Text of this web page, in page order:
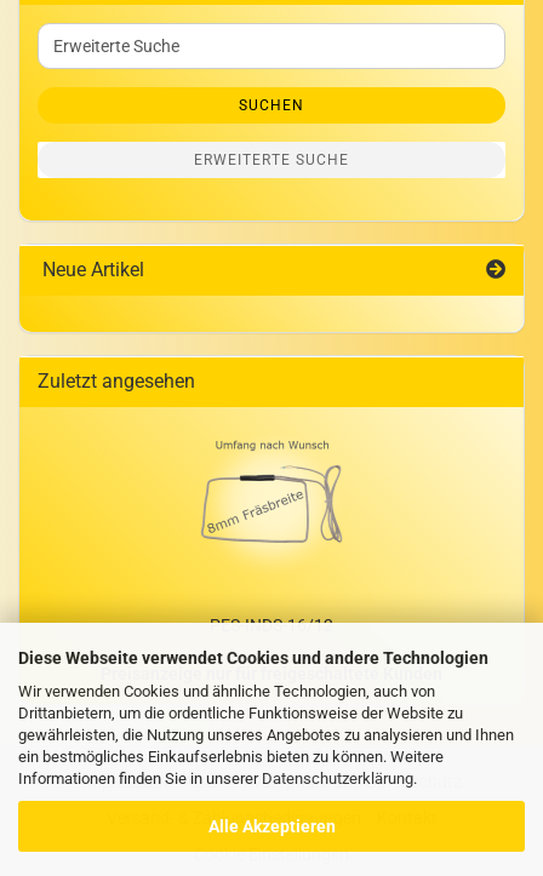
Diese Webseite verwendet Cookies und andere Technologien
Wir verwenden Cookies und ähnliche Technologien, auch von
Drittanbietern, um die ordentliche Funktionsweise der Website zu
gewährleisten, die Nutzung unseres Angebotes zu analysieren und Ihnen
ein bestmögliches Einkaufserlebnis bieten zu können. Weitere
Informationen finden Sie in unserer Datenschutzerklärung.
Alle Akzeptieren
Erweiterte
Suche
SUCHEN
ERWEITERTE SUCHE
Neue Artikel
Zuletzt angesehen
PES-​INDS-16/12
Impressum AGB
Privatsphäre und Datenschutz
Versand- & Zahlungsbedingungen
Cookie Einstellungen